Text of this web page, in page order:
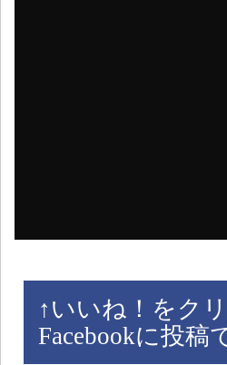
↑ いいね！をク
Facebookに投稿